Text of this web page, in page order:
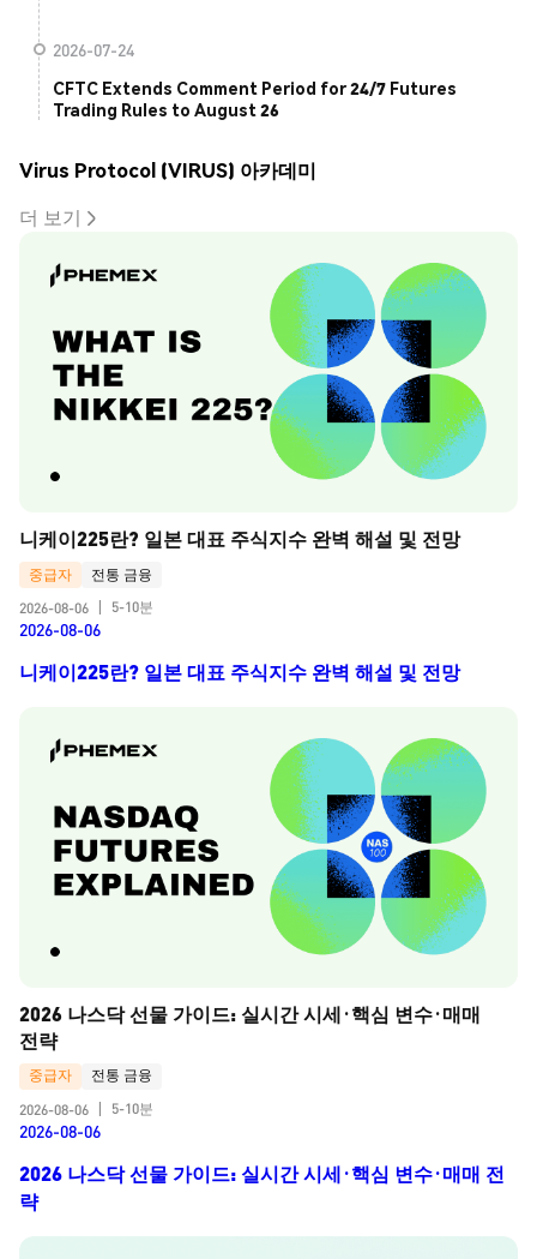
2026-07-24
CFTC Extends Comment Period for 24/7 Futures
Trading Rules to August 26
Virus Protocol (VIRUS) 아카데미
더 보기
니케이225란? 일본 대표 주식지수 완벽 해설 및 전망
중급자
전통 금융
2026-08-06
5-10분
2026-08-06
니케이225란? 일본 대표 주식지수 완벽 해설 및 전망
2026 나스닥 선물 가이드: 실시간 시세·핵심 변수·매매
전략
중급자
전통 금융
2026-08-06
5-10분
2026-08-06
2026 나스닥 선물 가이드: 실시간 시세·핵심 변수·매매 전
략